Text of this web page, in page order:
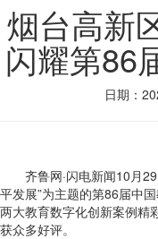
烟台高新
闪耀第86
日期：
齐鲁网·闪电新闻10月29
平发展”为主题的第86届中
两大教育数字化创新案例精
获众多好评。